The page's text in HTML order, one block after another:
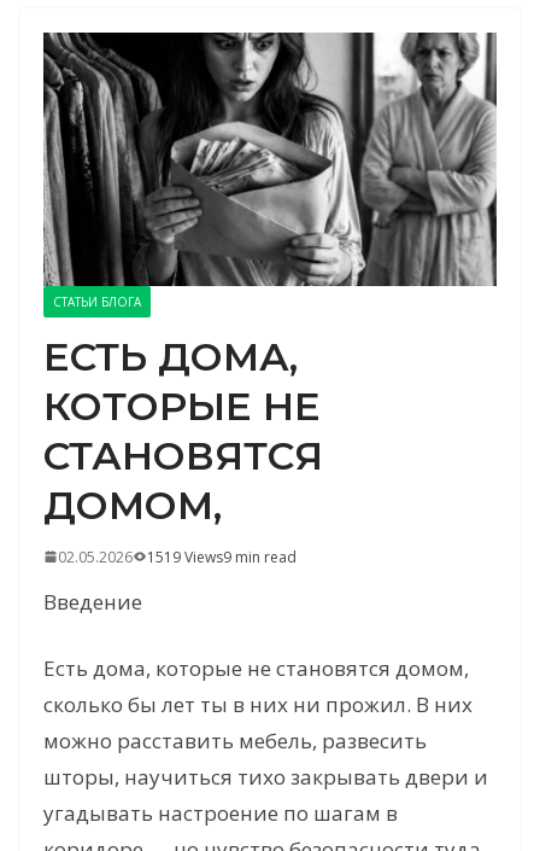
СТАТЬИ БЛОГА
ЕСТЬ ДОМА,
КОТОРЫЕ НЕ
СТАНОВЯТСЯ
ДОМОМ,
02.05.2026 1519 Views9 min read
Введение
Есть дома, которые не становятся домом,
сколько бы лет ты в них ни прожил. В них
можно расставить мебель, развесить
шторы, научиться тихо закрывать двери и
угадывать настроение по шагам в